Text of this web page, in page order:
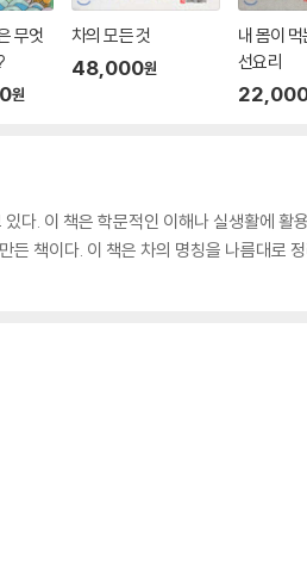
무엇
원
차의 모든 것
48,000원
내 몸이
선요리
다. 이 책은 학문적인 이해나 실생활에
책이다. 이 책은 차의 명칭을 나름대로